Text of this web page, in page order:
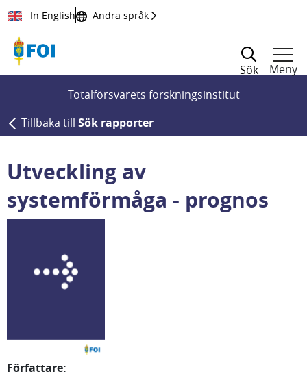
Till innehållet
In English Andra språk
Sök
Meny
Totalförsvarets forskningsinstitut
Tillbaka till Sök rapporter
Utveckling av
systemförmåga - prognos
Författare: